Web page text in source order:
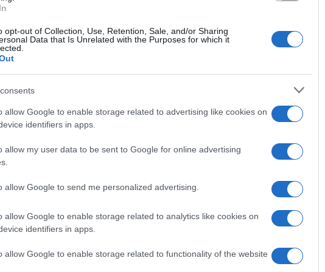
opt-out of Collection, Use, Retention, Sale, and/or Sharing
Data that Is Unrelated with the Purposes for which it
allow Google to enable storage related to advertising like cookies on
identifiers in apps.
allow my user data to be sent to Google for online advertising
allow Google to send me personalized advertising.
allow Google to enable storage related to analytics like cookies on
identifiers in apps.
allow Google to enable storage related to functionality of the website
Γιατί αυτή τη στιγμή βιώνουμε την εκθρόνιση
ενός άλλου είδους μετά από πάρα πολλά
γιατί δεν πρέπει να καταδικάζουμε τις νέες γενιές για
Όπως οι γονείς μας δε δαιμονίστηκαν
αυτά δεν θα γίνουν drug dealers ακούγοντας Sin
περνάμε μουσικά φάσεις, έχοντας βέβαια μια
είναι διαχρονικό (και μάλλον ποιοτικό καθώς αυτές
δεν θα μπορέσουμε να το κρίνουμε άμεσα.”